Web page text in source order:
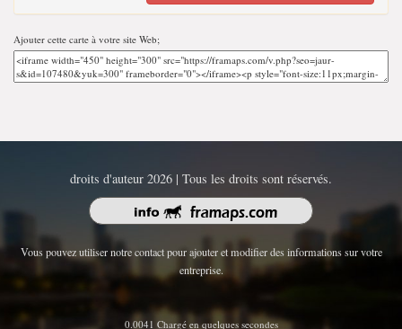
Ajouter cette carte à votre site Web;
droits d'auteur 2026 | Tous les droits sont réservés.
Vous pouvez utiliser notre contact pour ajouter et modifier des informations sur votre
entreprise.
0.0041 Chargé en quelques secondes